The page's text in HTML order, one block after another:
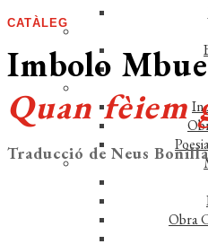
In
Obra
CATÀLEG
Imbolo Mbue
Quan fèiem
Traducció de Neus Bonilla